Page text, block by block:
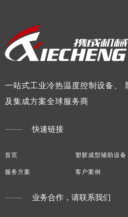
一站式工业冷热温度控制设备、
及集成方案全球服务商
快速链接
首页 塑胶成型辅助设备
服务方案 客户案例
业务合作，请联系我们